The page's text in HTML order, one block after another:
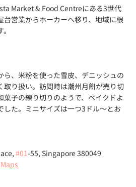
Market & Food Centreにある3世代
営業からホーカーへ移り、地域に根
ら、米粉を使った雪皮、デニッシュの
取り扱い。訪問時は潮州月餅が売り切
菓子の練り切りのようで、ベイクドよ
した。ミニサイズは一つ3ドル～とお
#01-55, Singapore 380049